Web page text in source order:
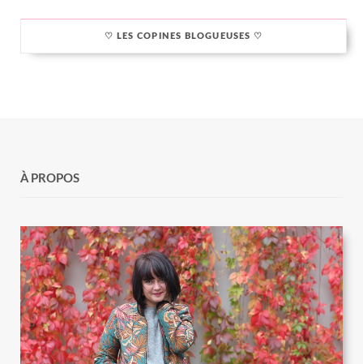
♡ LES COPINES BLOGUEUSES ♡
À PROPOS